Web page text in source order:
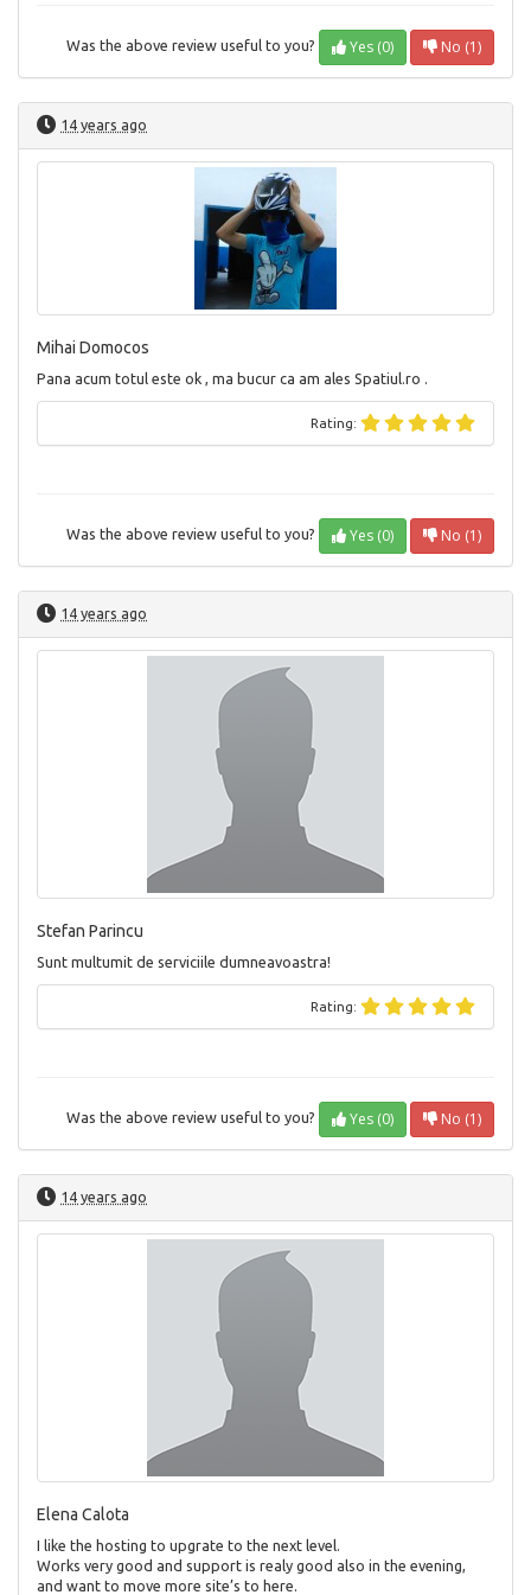
Was the above review useful to you? Yes (0) No (1)
14 years ago
Mihai Domocos
Pana acum totul este ok , ma bucur ca am ales Spatiul.ro .
Rating:
Was the above review useful to you? Yes (0) No (1)
14 years ago
Stefan Parincu
Sunt multumit de serviciile dumneavoastra!
Rating:
Was the above review useful to you? Yes (0) No (1)
14 years ago
Elena Calota
I like the hosting to upgrate to the next level.
Works very good and support is realy good also in the evening,
and want to move more site’s to here.